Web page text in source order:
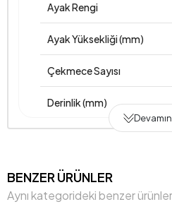
Ayak Rengi
Ayak Yüksekliği (mm)
Çekmece Sayısı
Derinlik (mm)
Gövde Malzemesi
BENZER ÜRÜNLER
Aynı kategorideki benzer